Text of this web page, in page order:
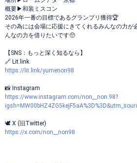
概要▶︎和装ミスコン
2026年一番の目標であるグランプリ獲得🏆
その為には会場に応援にきてくれるみんなの力が
んなの力を借りたいです🥺︎
【SNS：もっと深く知るなら】
🔗 Lit.link
https://lit.link/yumenon98
📸 Instagram
https://www.instagram.com/non__non.98?
🕊️ X (旧Twitter)
https://x.com/non__non98